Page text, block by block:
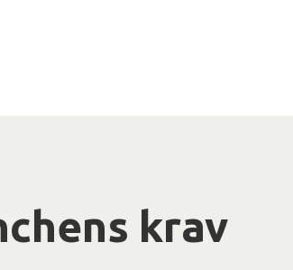
krav